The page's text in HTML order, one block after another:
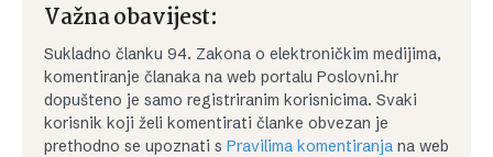
Važna obavijest:
Sukladno članku 94. Zakona o elektroničkim medijima,
komentiranje članaka na web portalu Poslovni.hr
dopušteno je samo registriranim korisnicima. Svaki
korisnik koji želi komentirati članke obvezan je
prethodno se upoznati s Pravilima komentiranja na web